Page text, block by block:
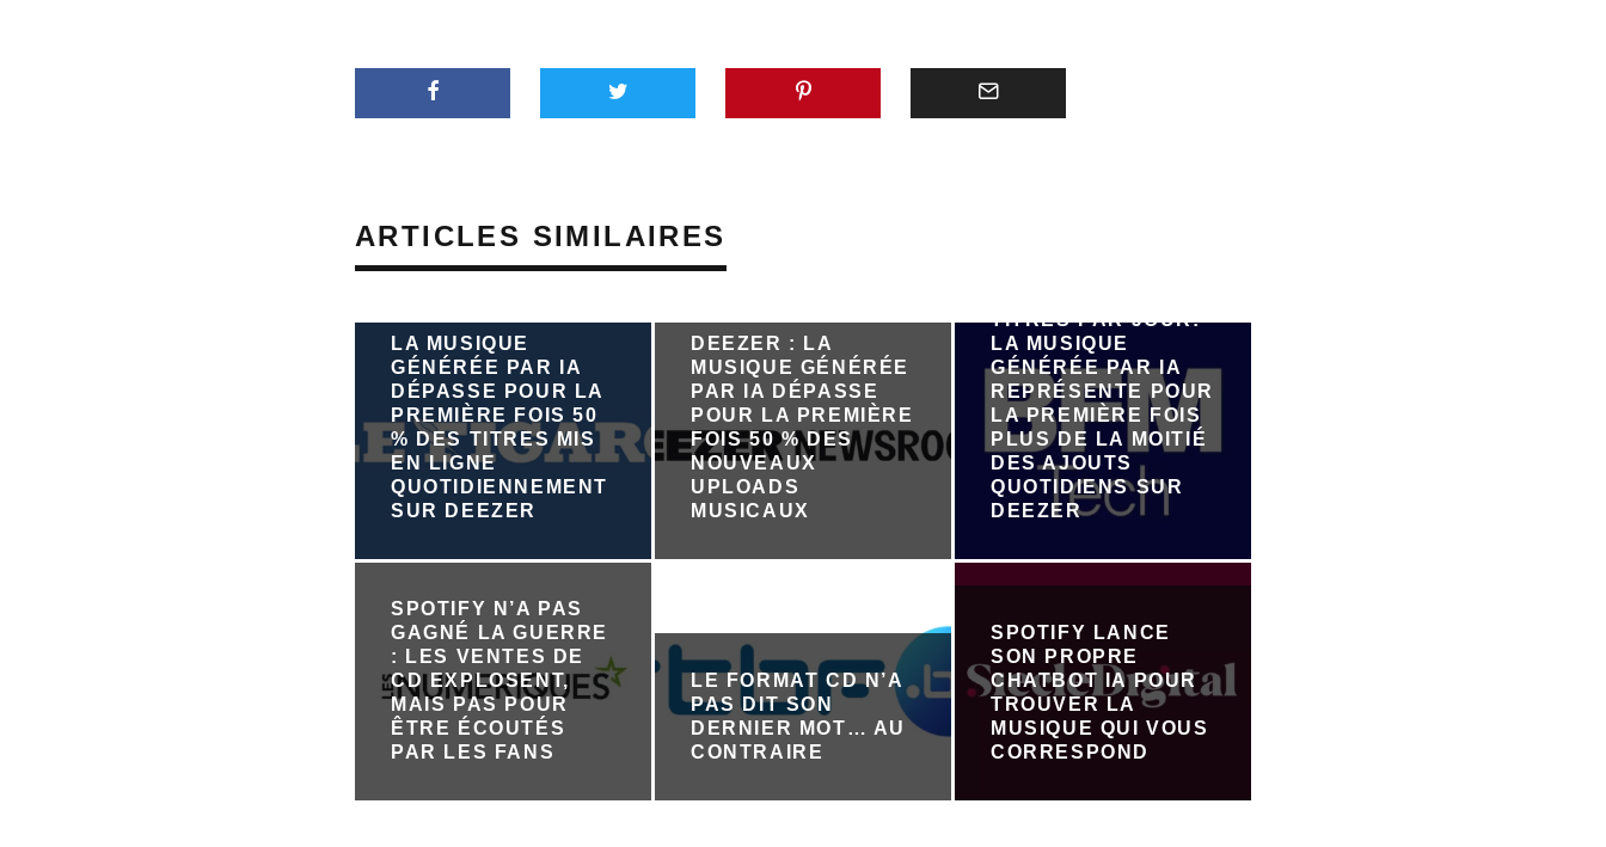
ARTICLES SIMILAIRES
LA MUSIQUE
GÉNÉRÉE PAR IA
DÉPASSE POUR LA
PREMIÈRE FOIS 50
% DES TITRES MIS
EN LIGNE
QUOTIDIENNEMENT
SUR DEEZER
DEEZER : LA
MUSIQUE GÉNÉRÉE
PAR IA DÉPASSE
POUR LA PREMIÈRE
FOIS 50 % DES
NOUVEAUX
UPLOADS
MUSICAUX
TITRES PAR JOUR:
LA MUSIQUE
GÉNÉRÉE PAR IA
REPRÉSENTE POUR
LA PREMIÈRE FOIS
PLUS DE LA MOITIÉ
DES AJOUTS
QUOTIDIENS SUR
DEEZER
SPOTIFY N’A PAS
GAGNÉ LA GUERRE
: LES VENTES DE
CD EXPLOSENT,
MAIS PAS POUR
ÊTRE ÉCOUTÉS
PAR LES FANS
LE FORMAT CD N’A
PAS DIT SON
DERNIER MOT… AU
CONTRAIRE
SPOTIFY LANCE
SON PROPRE
CHATBOT IA POUR
TROUVER LA
MUSIQUE QUI VOUS
CORRESPOND